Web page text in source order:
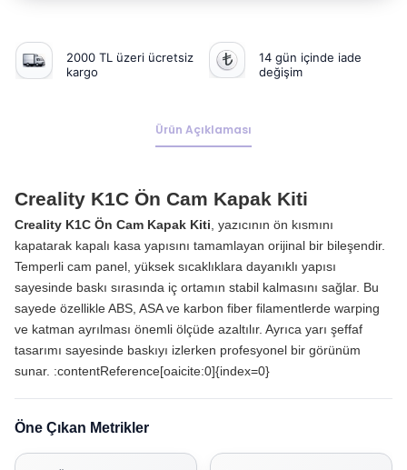
2000 TL üzeri ücretsiz
kargo
14 gün içinde iade
değişim
Ürün Açıklaması
Creality K1C Ön Cam Kapak Kiti
Creality K1C Ön Cam Kapak Kiti , yazıcının ön kısmını
kapatarak kapalı kasa yapısını tamamlayan orijinal bir bileşendir.
Temperli cam panel, yüksek sıcaklıklara dayanıklı yapısı
sayesinde baskı sırasında iç ortamın stabil kalmasını sağlar. Bu
sayede özellikle ABS, ASA ve karbon fiber filamentlerde warping
ve katman ayrılması önemli ölçüde azaltılır. Ayrıca yarı şeffaf
tasarımı sayesinde baskıyı izlerken profesyonel bir görünüm
sunar. :contentReference[oaicite:0]{index=0}
Öne Çıkan Metrikler